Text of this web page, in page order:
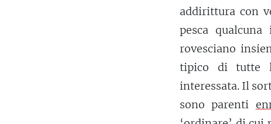
addirittura con
pesca
rovesciano
tipico di tutte
interessata. Il
sono parenti